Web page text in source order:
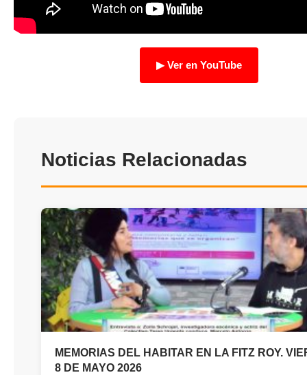
▶ Ver en YouTube
Noticias Relacionadas
MEMORIAS DEL HABITAR EN LA FITZ ROY.
8 DE MAYO 2026